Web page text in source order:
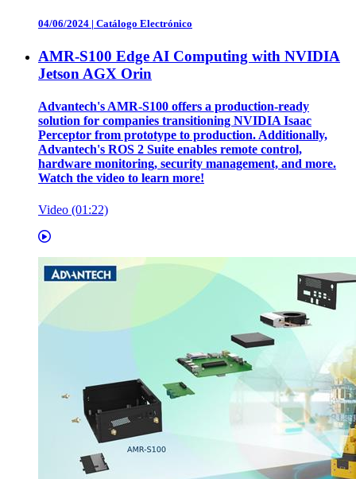
04/06/2024 | Catálogo Electrónico
AMR-S100 Edge AI Computing with NVIDIA
Jetson AGX Orin
Advantech's AMR-S100 offers a production-ready
solution for companies transitioning NVIDIA Isaac
Perceptor from prototype to production. Additionally,
Advantech's ROS 2 Suite enables remote control,
hardware monitoring, security management, and more.
Watch the video to learn more!
Video (01:22)